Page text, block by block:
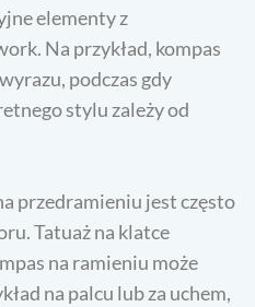
elementy z
Na przykład, kompas
podczas gdy
stylu zależy od
przedramieniu jest często
Tatuaż na klatce
na ramieniu może
na palcu lub za uchem,